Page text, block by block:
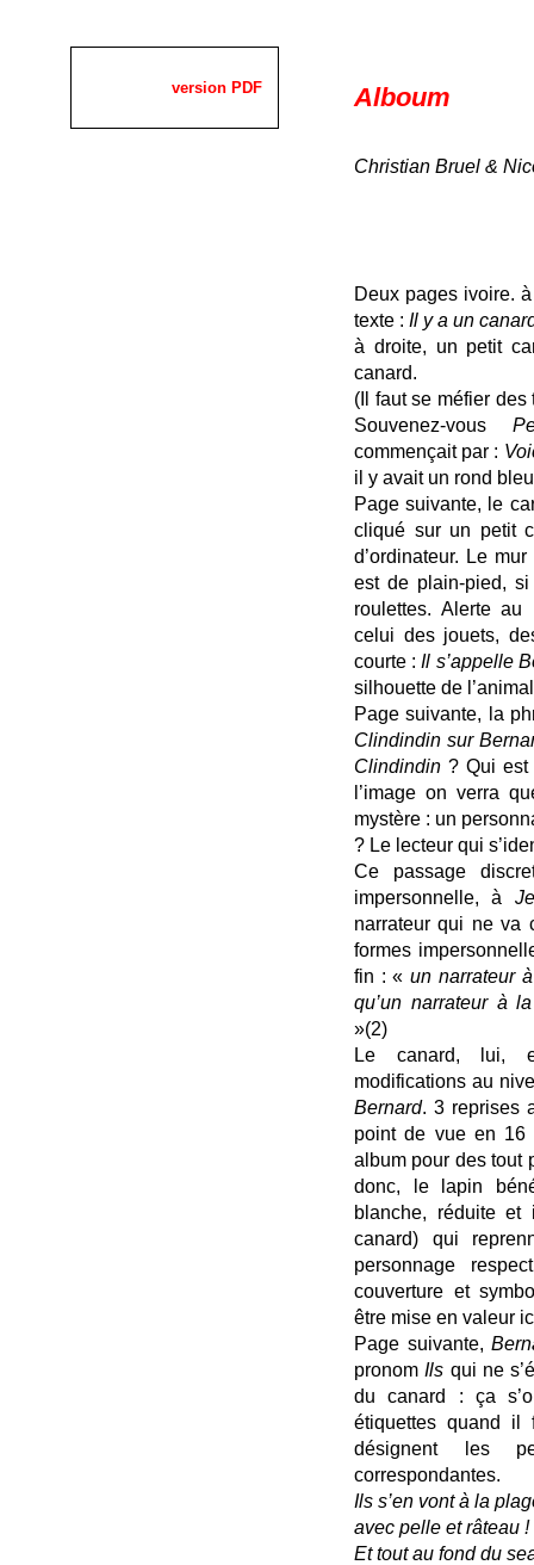
Alboum
Christian Bruel &
Deux pages ivoire.
texte : Il y a un
à droite, un petit
canard.
(Il faut se méfier
Souvenez-vous
commençait par :
il y avait un rond
Page suivante, le
cliqué sur un petit
d’ordinateur. Le
est de plain-pied,
roulettes. Alerte
celui des jouets,
courte :Il s’appelle
silhouette de
Page suivante, la
Clindindin sur
Clindindin ? Qui est
l’image on verra
mystère : un
? Le lecteur qui
Ce passage
impersonnelle, à
narrateur qui ne va
formes
fin : «un narrateur
qu’un narrateur à
»(2)
Le canard, lui,
modifications au
Bernard. 3 reprises
point de vue en 16
album pour des tout
donc, le lapin
blanche, réduite
canard) qui
personnage
couverture et
être mise en valeur
Page suivante,
pronomIls qui ne
du canard : ça
étiquettes quand il
désignent les
correspondantes.
Ils s’en vont à la
avec pelle et râteau !
Et tout au fond du
version PDF